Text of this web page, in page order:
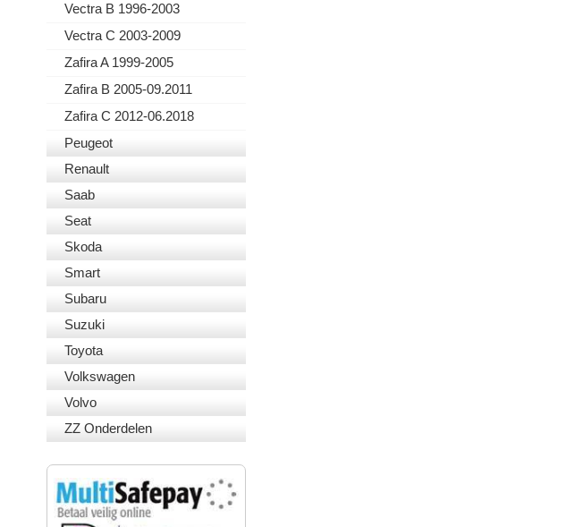
Vectra B 1996-2003
Vectra C 2003-2009
Zafira A 1999-2005
Zafira B 2005-09.2011
Zafira C 2012-06.2018
Peugeot
Renault
Saab
Seat
Skoda
Smart
Subaru
Suzuki
Toyota
Volkswagen
Volvo
ZZ Onderdelen